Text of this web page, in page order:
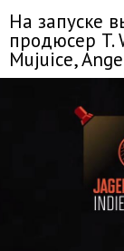
На запуске
продюсер T.
Mujuice,